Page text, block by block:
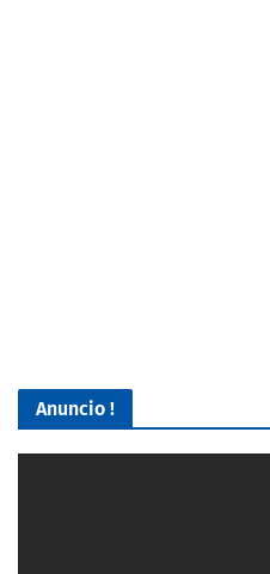
Anuncio !